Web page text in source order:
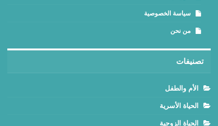
سياسة الخصوصية
من نحن
تصنيفات
الأم والطفل
الحياة الأسرية
الحياة الزوجية